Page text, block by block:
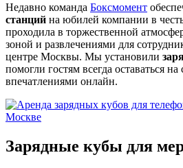
Недавно команда Боксмомент
станций на юбилей компании в
проходила в торжественной
зоной и развлечениями для
центре Москвы. Мы установили
помогли гостям всегда оставаться на
впечатлениями онлайн.
Зарядные кубы для